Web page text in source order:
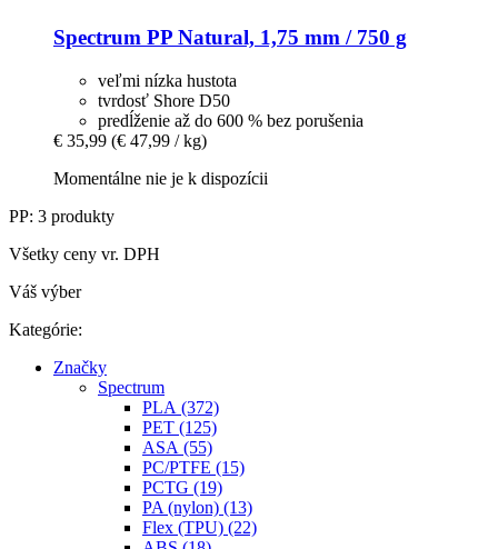
Spectrum PP Natural, 1,75 mm / 750 g
veľmi nízka hustota
tvrdosť Shore D50
predĺženie až do 600 % bez porušenia
€ 35,99 (€ 47,99 / kg)
Momentálne nie je k dispozícii
PP: 3 produkty
Všetky ceny vr. DPH
Váš výber
Kategórie:
Značky
Spectrum
PLA (372)
PET (125)
ASA (55)
PC/PTFE (15)
PCTG (19)
PA (nylon) (13)
Flex (TPU) (22)